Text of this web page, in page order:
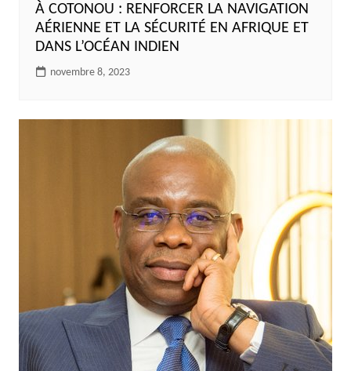
À COTONOU : RENFORCER LA NAVIGATION
AÉRIENNE ET LA SÉCURITÉ EN AFRIQUE ET
DANS L’OCÉAN INDIEN
novembre 8, 2023